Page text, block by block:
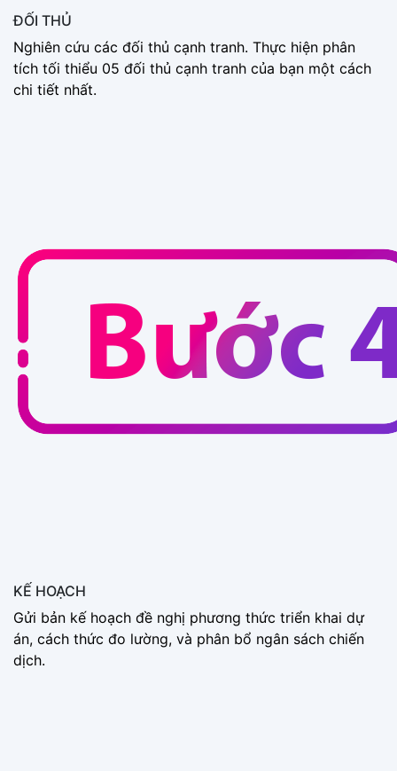
ĐỐI THỦ
Nghiên cứu các đối thủ cạnh tranh. Thực hiện phân
tích tối thiểu 05 đối thủ cạnh tranh của bạn một cách
chi tiết nhất.
KẾ HOẠCH
Gửi bản kế hoạch đề nghị phương thức triển khai dự
án, cách thức đo lường, và phân bổ ngân sách chiến
dịch.